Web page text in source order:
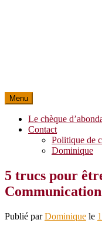
Menu
Le chèque
Contact
Politique de
Dominique
5 trucs pour
Publié parDominique le